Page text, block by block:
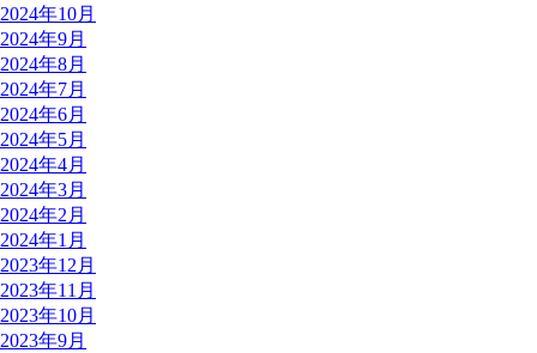
2024年10月
2024年9月
2024年8月
2024年7月
2024年6月
2024年5月
2024年4月
2024年3月
2024年2月
2024年1月
2023年12月
2023年11月
2023年10月
2023年9月